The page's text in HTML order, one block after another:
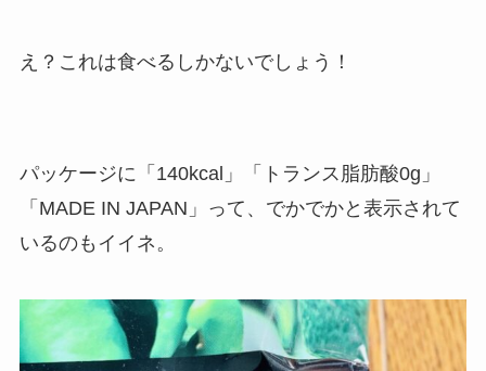
え？これは食べるしかないでしょう！
パッケージに「140kcal」「トランス脂肪酸0g」
「MADE IN JAPAN」って、でかでかと表示されて
いるのもイイネ。